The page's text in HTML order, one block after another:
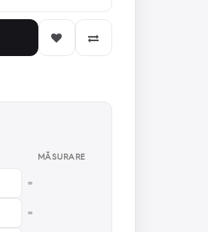
MĂSURARE
=
=